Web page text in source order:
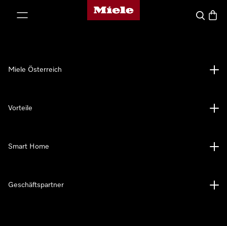
Miele-Homepage
Suche
Miele Österreich
Vorteile
Smart Home
Geschäftspartner